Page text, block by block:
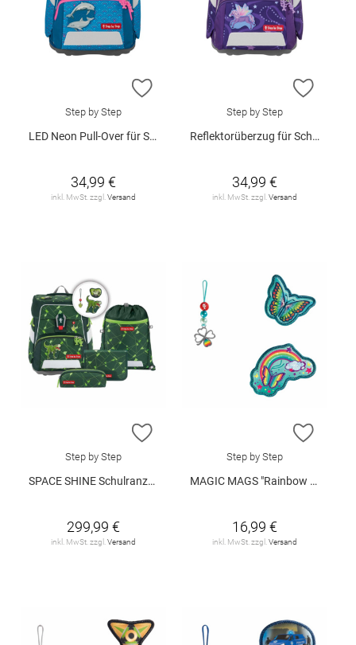
ZUR WUNSCHLISTE HINZUFÜGEN
Step by Step
LED Neon Pull-Over für SPACE, CLOUD, 2IN1 PLUS, GIANT & BASIS
34,99 €
inkl. MwSt. zzgl.Versand
ZUR
Step by Step
Reflektorüberzug für Schulranzen
34,99 €
inkl. MwSt. zzgl.Versand
ZUR WUNSCHLISTE HINZUFÜGEN
Step by Step
SPACE SHINE Schulranzen-Set "Dino Night Tyro"
299,99 €
inkl. MwSt. zzgl.Versand
ZUR
Step by Step
MAGIC MAGS "Rainbow Ria"
16,99 €
inkl. MwSt. zzgl.Versand